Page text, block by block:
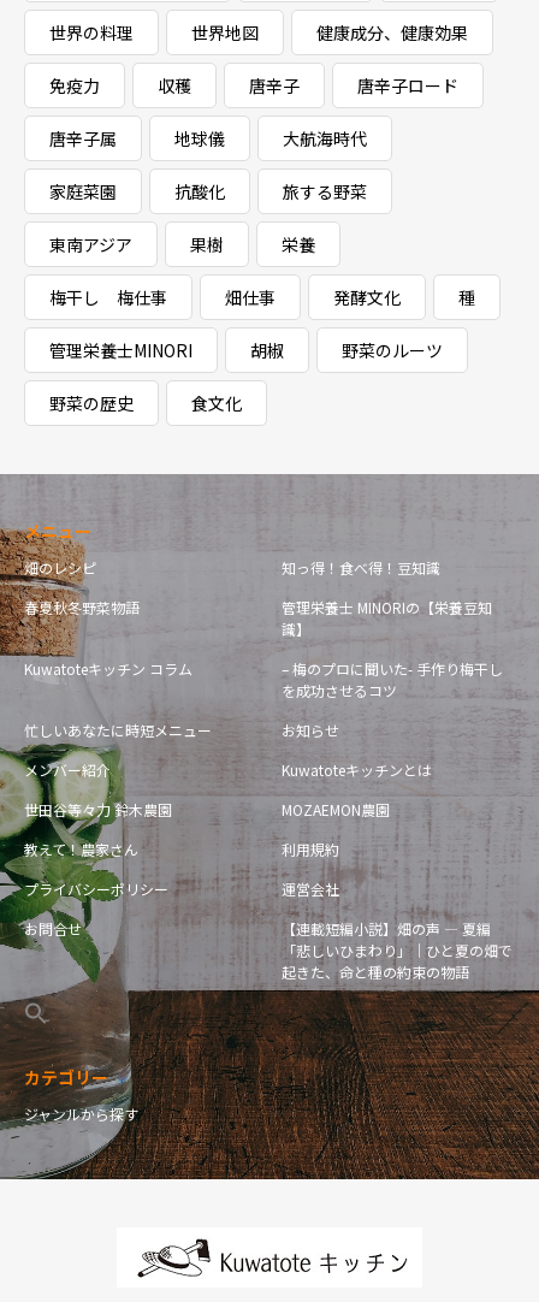
世界の料理 世界地図 健康成分、健康効果
免疫力 収穫 唐辛子 唐辛子ロード
唐辛子属 地球儀 大航海時代
家庭菜園 抗酸化 旅する野菜
東南アジア 果樹 栄養
梅干し 梅仕事 畑仕事 発酵文化 種
管理栄養士MINORI 胡椒 野菜のルーツ
野菜の歴史 食文化
メニュー
畑のレシピ
知っ得！食べ得！豆知識
春夏秋冬野菜物語
管理栄養士 MINORIの【栄養豆知
識】
Kuwatoteキッチン コラム
– 梅のプロに聞いた- 手作り梅干し
を成功させるコツ
忙しいあなたに時短メニュー
お知らせ
メンバー紹介
Kuwatoteキッチンとは
世田谷等々力 鈴木農園
MOZAEMON農園
教えて！農家さん
利用規約
プライバシーポリシー
運営会社
お問合せ
【連載短編小説】畑の声 — 夏編
「悲しいひまわり」｜ひと夏の畑で
起きた、命と種の約束の物語
カテゴリー
ジャンルから探す